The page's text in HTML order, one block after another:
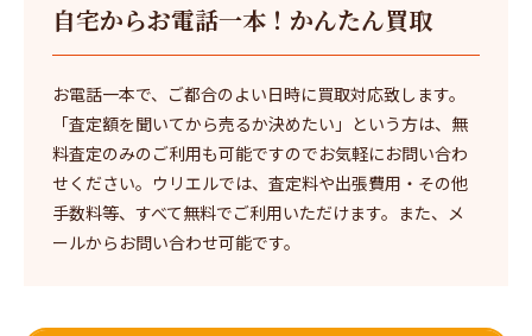
自宅からお電話一本！かんたん買取
お電話一本で、ご都合のよい日時に買取対応致します。
「査定額を聞いてから売るか決めたい」という方は、無
料査定のみのご利用も可能ですのでお気軽にお問い合わ
せください。ウリエルでは、査定料や出張費用・その他
手数料等、すべて無料でご利用いただけます。また、メ
ールからお問い合わせ可能です。